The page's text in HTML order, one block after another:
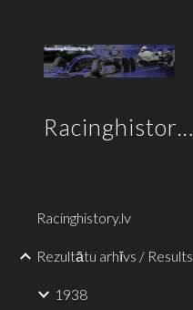
Racinghistory.lv
Racinghistory.lv
Rezultātu arhīvs / Results
1938